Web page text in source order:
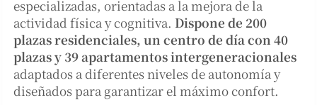
especializadas, orientadas a la mejora de la
actividad física y cognitiva. Dispone de 200
plazas residenciales, un centro de día con 40
plazas y 39 apartamentos intergeneracionales
adaptados a diferentes niveles de autonomía y
diseñados para garantizar el máximo confort.